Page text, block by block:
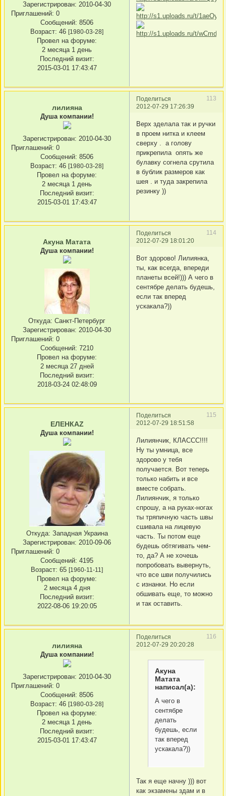
Зарегистрирован: 2010-04-30
Приглашений: 0
Сообщений: 8506
Возраст: 46 [1980-03-28]
Провел на форуме:
2 месяца 1 день
Последний визит:
2015-03-01 17:43:47
Поделиться
113
2012-07-29 17:26:39
лилияна
Душа компании!
Зарегистрирован: 2010-04-30
Приглашений: 0
Сообщений: 8506
Возраст: 46 [1980-03-28]
Провел на форуме:
2 месяца 1 день
Последний визит:
2015-03-01 17:43:47
Верх зделала так и ручки
в проем нитка и клеем
сверху . а голову
прикрепила опять же
булавку согнела срутила
в бублик размеров как
шея . и туда закрепила
резинку ))
Поделиться
114
2012-07-29 18:01:20
Акуна Матата
Душа компании!
Откуда: Санкт-Петербург
Зарегистрирован: 2010-04-30
Приглашений: 0
Сообщений: 7210
Провел на форуме:
2 месяца 27 дней
Последний визит:
2018-03-24 02:48:09
Вот здорово! Лилиянка,
ты, как всегда, впереди
планеты всей!))) А чего в
сентябре делать будешь,
если так вперед
ускакала?))
Поделиться
115
2012-07-29 18:51:58
ЕЛЕНКАZ
Душа компании!
Откуда: Западная Украина
Зарегистрирован: 2010-09-06
Приглашений: 0
Сообщений: 4195
Возраст: 65 [1960-11-11]
Провел на форуме:
2 месяца 4 дня
Последний визит:
2022-08-06 19:20:05
Лилиянчик, КЛАССС!!!!
Ну ты умница, все
здорово у тебя
получается. Вот теперь
только набить и все
вместе собрать.
Лилиянчик, я только
спрошу, а на руках-ногах
ты тряпичную часть швы
сшивала на лицевую
часть. Ты потом еще
будешь обтягивать чем-
то, да? А не хочешь
попробовать вывернуть,
что все шви получились
с изнанки. Но если
обшивать еще, то можно
и так оставить.
Поделиться
116
2012-07-29 20:20:28
лилияна
Душа компании!
Зарегистрирован: 2010-04-30
Приглашений: 0
Сообщений: 8506
Возраст: 46 [1980-03-28]
Провел на форуме:
2 месяца 1 день
Последний визит:
2015-03-01 17:43:47
Акуна
Матата
написал(а):
А чего в
сентябре
делать
будешь, если
так вперед
ускакала?))
Так я еще начну ))) вот
как экзамены здам и в